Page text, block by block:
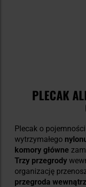
PLECAK
Plecak o pojemności
wytrzymałego
komory główne
Trzy przegrody
organizację
przegroda